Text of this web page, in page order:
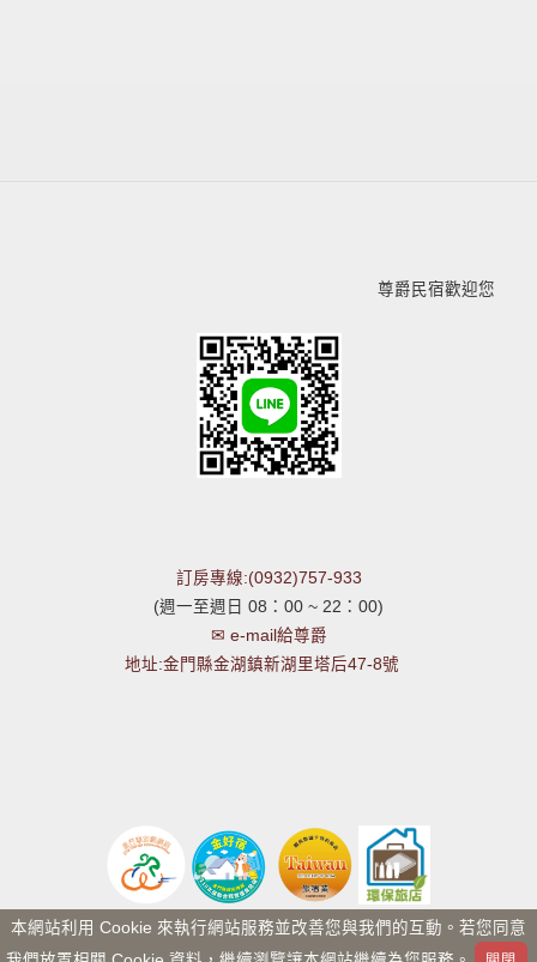
尊爵民宿歡迎您
訂房專線:(0932)757-933
(週一至週日 08：00 ~ 22：00)
✉ e-mail給尊爵
地址:金門縣金湖鎮新湖里塔后47-8號
本網站利用 Cookie 來執行網站服務並改善您與我們的互動。若您同意